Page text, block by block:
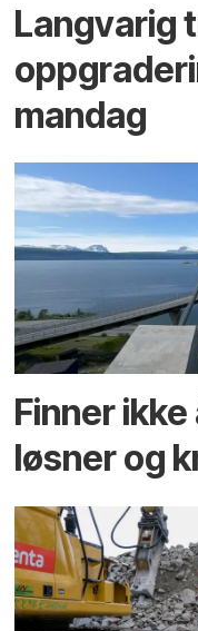
Langvarig
mandag
Finner
løsner og